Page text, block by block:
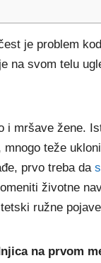
je problem
na svom telu
i mršave žene.
teže
prvo treba da
životne
ružne
na prvom